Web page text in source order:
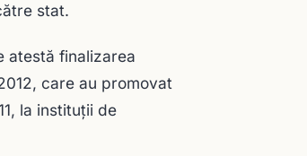
stat.
atestă finalizarea
care au promovat
la instituţii de